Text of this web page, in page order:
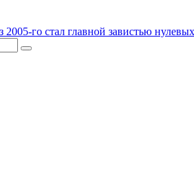
го стал главной завистью нулевых